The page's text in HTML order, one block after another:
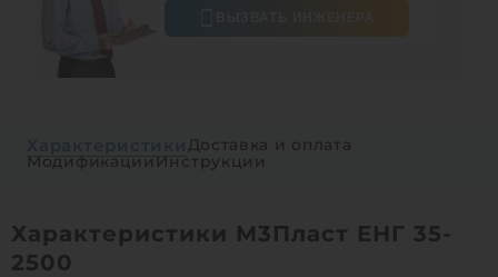
Доставка и оплата
Модификации Инструкции
Характеристики М3Пласт ЕНГ 35-
2500